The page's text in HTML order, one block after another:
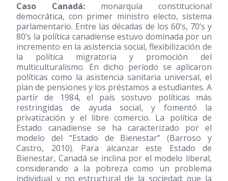
Caso Canadá: monarquía constitucional
democrática, con primer ministro electo, sistema
parlamentario. Entre las décadas de los 60’s, 70’s y
80’s la política canadiense estuvo dominada por un
incremento en la asistencia social, flexibilización de
la política migratoria y promoción del
multiculturalismo. En dicho período se aplicaron
políticas como la asistencia sanitaria universal, el
plan de pensiones y los préstamos a estudiantes. A
partir de 1984, el país sostuvo políticas más
restringidas de ayuda social, y fomentó la
privatización y el libre comercio. La política de
Estado canadiense se ha caracterizado por el
modelo del “Estado de Bienestar” (Barroso y
Castro, 2010). Para alcanzar este Estado de
Bienestar, Canadá se inclina por el modelo liberal,
considerando a la pobreza como un problema
individual y no estructural de la sociedad; que la